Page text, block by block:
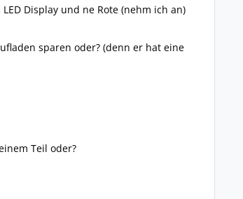
Display und ne Rote (nehm ich an)
sparen oder? (denn er hat eine
Teil oder?